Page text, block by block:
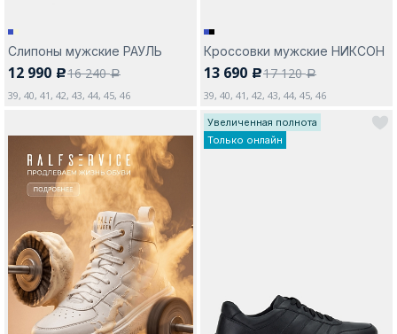
Слипоны мужские РАУЛЬ
12 990 c16 240a
39, 40, 41, 42, 43, 44, 45, 46
Кроссовки мужские НИКСОН
13 690 c17 120a
39, 40, 41, 42, 43, 44, 45, 46
Увеличенная полнота
Только онлайн